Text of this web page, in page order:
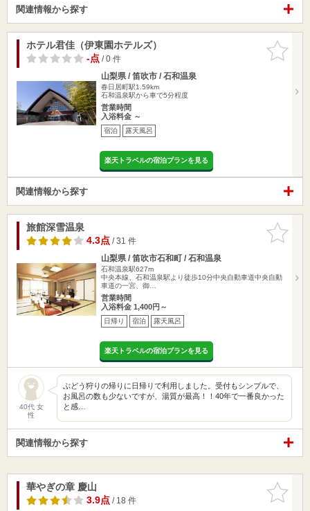
関連情報から探す
お気に入
りに追加
ホテル君佳（伊東園ホテルズ）
-点/ 0 件
山梨県 / 笛吹市 / 石和温泉
春日居町駅1.59km
石和温泉駅から車で5分程度
営業時間
入浴料金 ～
宿泊 露天風呂
楽天トラベルの宿泊プランを見る
関連情報から探す
お気に入
りに追加
旅館深雪温泉
4.3点/ 31 件
山梨県 / 笛吹市石和町 / 石和温泉
石和温泉駅627m
中央本線、石和温泉駅より徒歩10分中央自動車道中央自動
車道の一宮、御…
営業時間
入浴料金 1,400円～
日帰り 宿泊 露天風呂
楽天トラベルの宿泊プランを見る
40代 女
性
ぶどう狩りの帰りに日帰りで利用しました。受付もシンプルで、
お風呂の数も少ないですが、湯質が最高！！40年で一番良かった
と感…
関連情報から探す
お気に入
りに追加
華やぎの章 慶山
3.9点/ 18 件